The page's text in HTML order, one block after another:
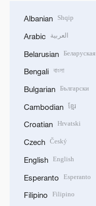
Albanian Shqip
Arabic العربية
Belarusian Беларуская
Bengali বাংলা
Bulgarian Български
Cambodian ខ្មែរ
Croatian Hrvatski
Czech Český
English English
Esperanto Esperanto
Filipino Filipino